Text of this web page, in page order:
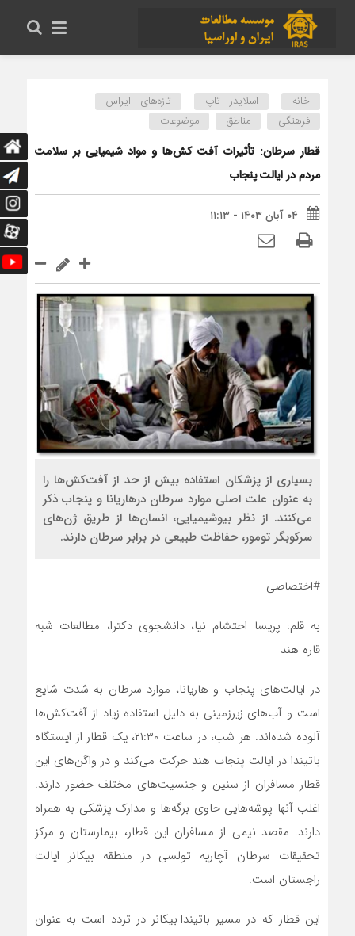
خانه اسلایدر تاپ
تازه‌های ایراس
فرهنگی
مناطق موضوعات
قطار سرطان: تأثیرات آفت کش‌ها و مواد شیمیایی بر سلامت
مردم در ایالت پنجاب
۰۴ آبان ۱۴۰۳ - ۱۱:۱۳
بسیاری از پزشکان استفاده بیش از حد از آفت‌کش‌ها را
به عنوان علت اصلی موارد سرطان در‌هاریانا و پنجاب ذکر
می‌کنند. از نظر بیوشیمیایی، انسان‌ها از طریق ژن‌های
سرکوبگر تومور، حفاظت طبیعی در برابر سرطان دارند.
#اختصاصی
به قلم: پریسا احتشام نیا، دانشجوی دکترا، مطالعات شبه
قاره هند
در ایالت‌های پنجاب و‌ هاریانا، موارد سرطان به شدت شایع
است و آب‌های زیرزمینی به دلیل استفاده زیاد از آفت‌کش‌ها
آلوده شده‌اند. هر شب، در ساعت ۲۱:۳۰، یک قطار از ایستگاه
باتیندا در ایالت پنجاب هند حرکت می‌کند و در واگن‌های این
قطار مسافران از سنین و جنسیت‌های مختلف حضور دارند.
اغلب آنها پوشه‌هایی حاوی برگه‌ها و مدارک پزشکی به همراه
دارند. مقصد نیمی از مسافران این قطار، بیمارستان و مرکز
تحقیقات سرطان آچاریه تولسی در منطقه بیکانر ایالت
راجستان است.
این قطار که در مسیر باتیندا-بیکانر در تردد است به عنوان